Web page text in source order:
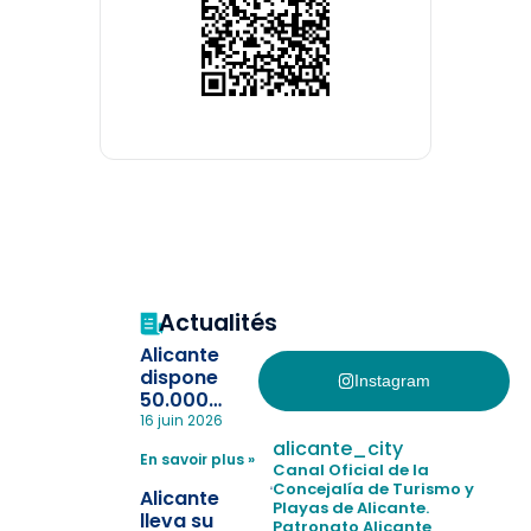
Actualités
Alicante
dispone
50.000
pulseras
la
pérdida de niños
en las
16 juin 2026
En savoir plus »
Alicante
lleva su
Instagram
alicante_city
Canal Oficial de la
Concejalía de Turismo y
Playas de Alicante.